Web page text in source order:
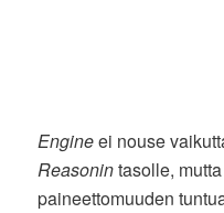
Engineei nouse
Reasonintasolle,
paineettomuuden